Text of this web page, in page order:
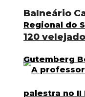
Balneário
120